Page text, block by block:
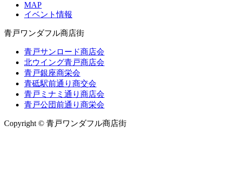
MAP
イベント情報
青戸ワンダフル商店街
青戸サンロード商店会
北ウイング青戸商店会
青戸銀座商栄会
青砥駅前通り商交会
青戸ミナミ通り商店会
青戸公団前通り商栄会
Copyright © 青戸ワンダフル商店街